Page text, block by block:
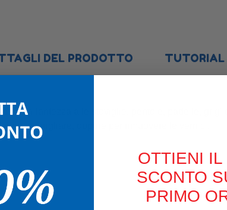
DEL PRODOTTO TUTORIAL
e brillantezza alle stoviglie, pentole, padelle,
o smerigliare, oppure per rimuovere le vernici.
OTTIENI
SCONTO
PRIMO